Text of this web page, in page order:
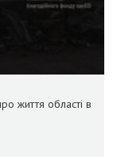
життя області в